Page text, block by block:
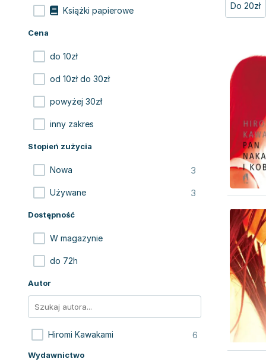
Książki papierowe
Cena
do 10zł
od 10zł do 30zł
powyżej 30zł
inny zakres
Stopień zużycia
Nowa 3
Używane 3
Dostępność
W magazynie
do 72h
Autor
Hiromi Kawakami 6
Wydawnictwo
Do 20zł